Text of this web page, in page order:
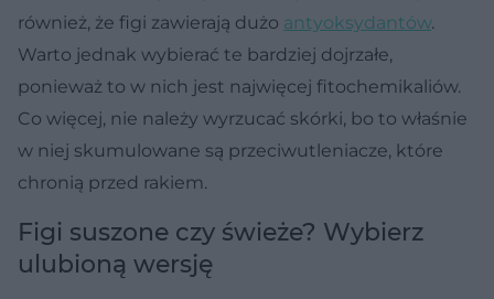
również, że figi zawierają dużo antyoksydantów.
Warto jednak wybierać te bardziej dojrzałe,
ponieważ to w nich jest najwięcej fitochemikaliów.
Co więcej, nie należy wyrzucać skórki, bo to właśnie
w niej skumulowane są przeciwutleniacze, które
chronią przed rakiem.
Figi suszone czy świeże? Wybierz
ulubioną wersję